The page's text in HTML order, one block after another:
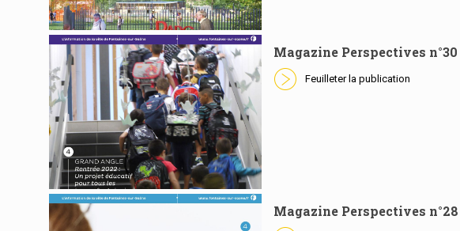
En savoir plus
Magazine Perspectives n°30
Feuilleter la publication
Magazine Perspectives n°28